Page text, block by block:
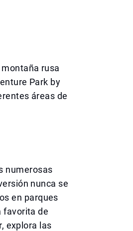
rusa
Park by
áreas de
numerosas
nunca se
en parques
favorita de
explora las